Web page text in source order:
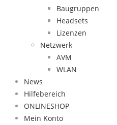
Baugruppen
Headsets
Lizenzen
Netzwerk
AVM
WLAN
News
Hilfebereich
ONLINESHOP
Mein Konto